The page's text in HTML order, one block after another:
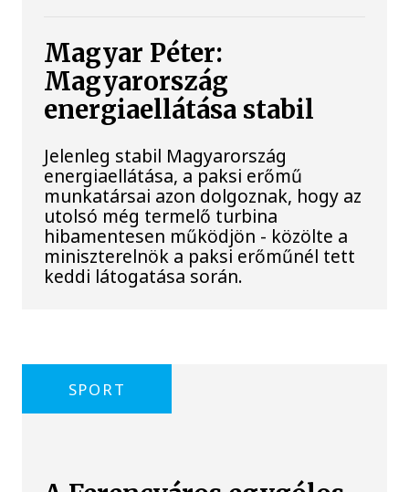
Magyar Péter:
Magyarország
energiaellátása stabil
Jelenleg stabil Magyarország
energiaellátása, a paksi erőmű
munkatársai azon dolgoznak, hogy az
utolsó még termelő turbina
hibamentesen működjön - közölte a
miniszterelnök a paksi erőműnél tett
keddi látogatása során.
SPORT